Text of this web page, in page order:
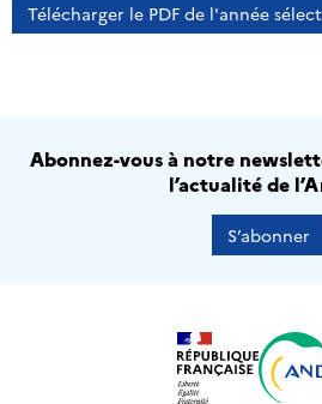
Télécharger le PDF de l'année
Abonnez-vous à notre
l’actualité de
S’abonner